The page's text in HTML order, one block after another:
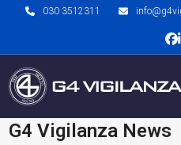
030 3512311
G4 Vigilanza News